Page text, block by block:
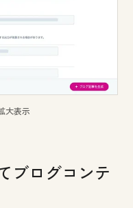
大表示
ブログコンテ